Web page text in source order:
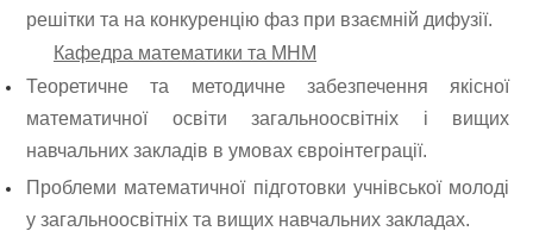
решітки та на конкуренцію фаз при взаємній дифузії.
Кафедра математики та МНМ
Теоретичне та методичне забезпечення якісної
математичної освіти загальноосвітніх і вищих
навчальних закладів в умовах євроінтеграції.
Проблеми математичної підготовки учнівської молоді
у загальноосвітніх та вищих навчальних закладах.